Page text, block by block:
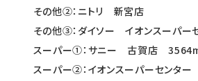
その他②：ニトリ 新宮店
その他③：ダイソー イオンスーパー
スーパー①：サニー 古賀店
スーパー②：イオンスーパーセン